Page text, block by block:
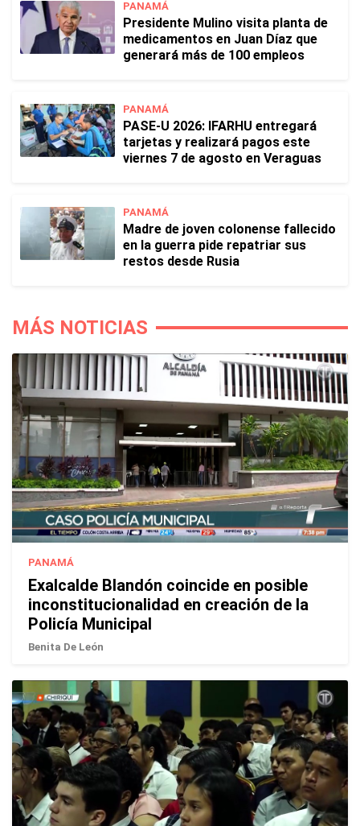
PANAMÁ
Presidente Mulino visita planta de
medicamentos en Juan Díaz que
generará más de 100 empleos
PANAMÁ
PASE-U 2026: IFARHU entregará
tarjetas y realizará pagos este
viernes 7 de agosto en Veraguas
PANAMÁ
Madre de joven colonense fallecido
en la guerra pide repatriar sus
restos desde Rusia
MÁS NOTICIAS
PANAMÁ
Exalcalde Blandón coincide en posible
inconstitucionalidad en creación de la
Policía Municipal
Benita De León